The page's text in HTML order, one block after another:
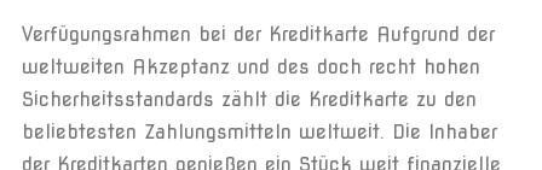
Verfügungsrahmen bei der Kreditkarte Aufgrund der
weltweiten Akzeptanz und des doch recht hohen
Sicherheitsstandards zählt die Kreditkarte zu den
beliebtesten Zahlungsmitteln weltweit. Die Inhaber
der Kreditkarten genießen ein Stück weit finanzielle